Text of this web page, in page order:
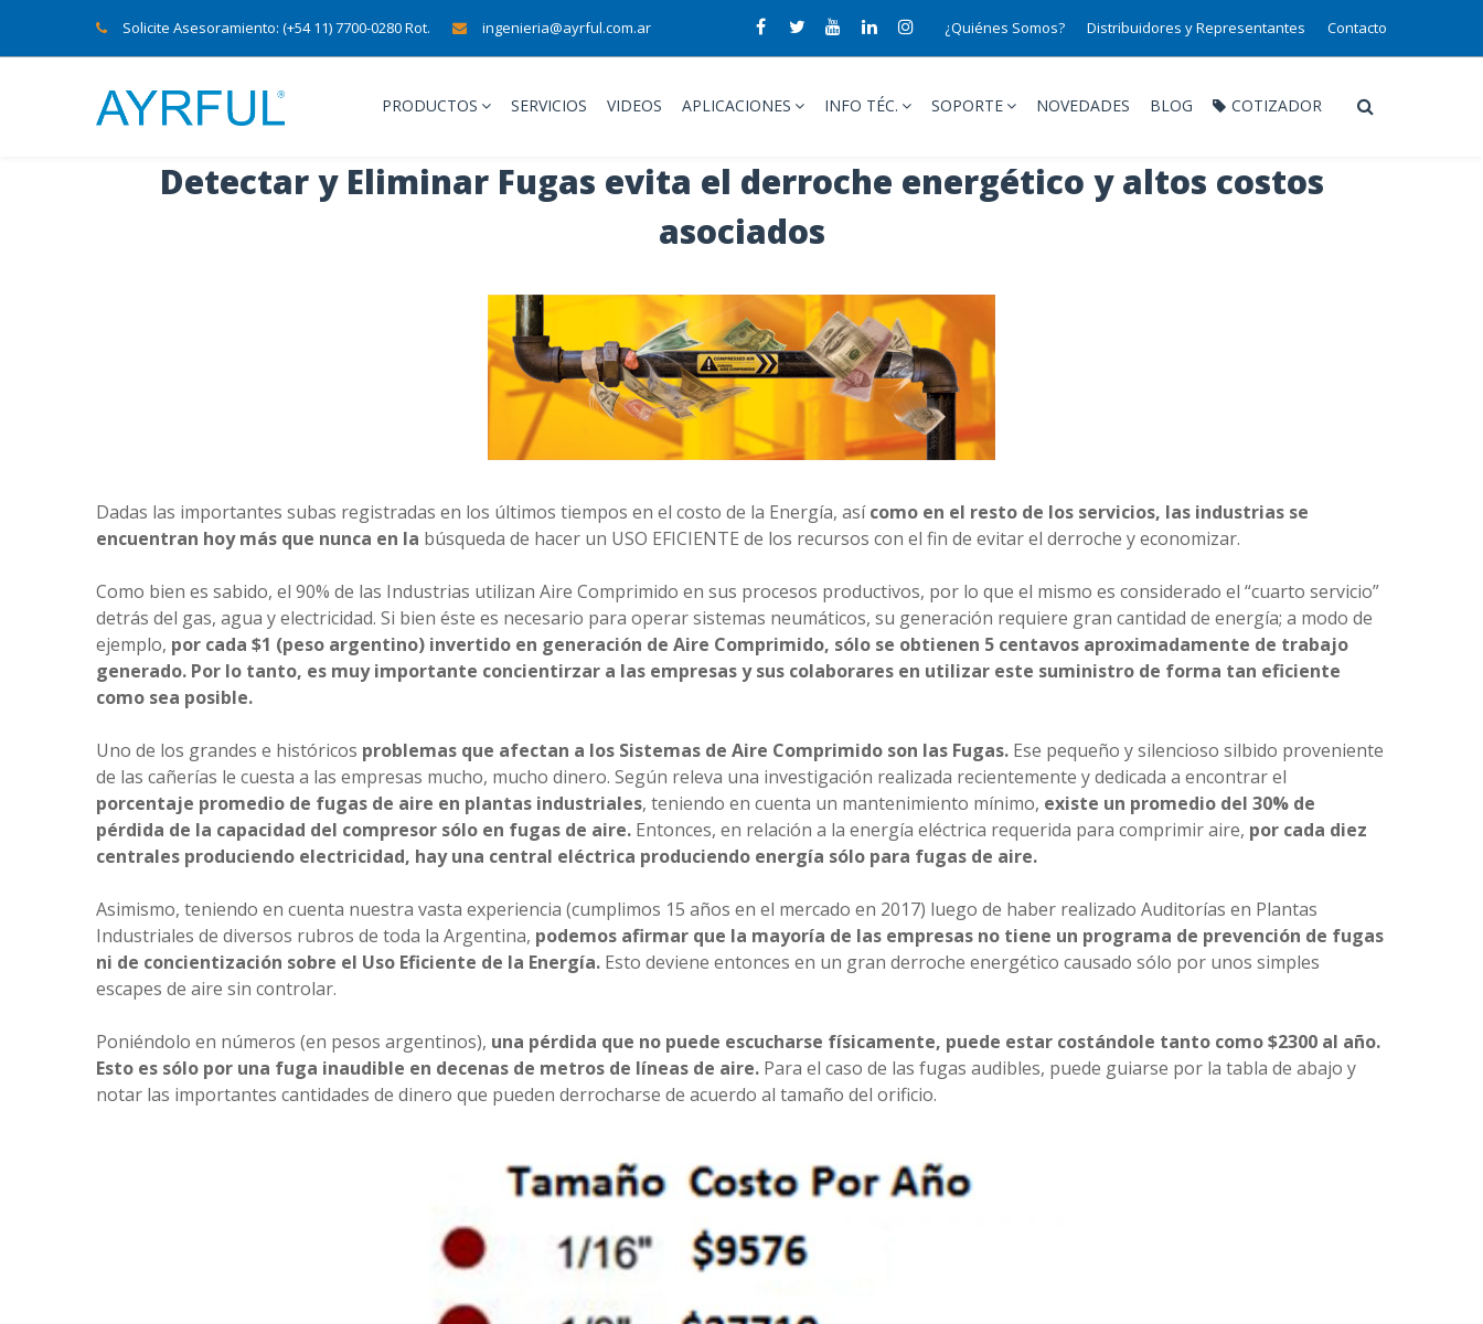
Solicite Asesoramiento: (+54 11) 7700-0280 Rot. ingenieria@ayrful.com.ar ¿Quiénes Somos? Distribuidores y Representantes Contacto
PRODUCTOS SERVICIOS VIDEOS APLICACIONES INFO TÉC. SOPORTE NOVEDADES BLOG COTIZADOR
Detectar y Eliminar Fugas evita el derroche energético y altos costos
asociados
Dadas las importantes subas registradas en los últimos tiempos en el costo de la Energía, asícomo en el resto de los servicios, las industrias se
encuentran hoy más que nunca en la búsqueda de hacer un USO EFICIENTE de los recursos con el fin de evitar el derroche y economizar.
Como bien es sabido, el 90% de las Industrias utilizan Aire Comprimido en sus procesos productivos, por lo que el mismo es considerado el “cuarto servicio”
detrás del gas, agua y electricidad. Si bien éste es necesario para operar sistemas neumáticos, su generación requiere gran cantidad de energía; a modo de
ejemplo, por cada $1 (peso argentino) invertido en generación de Aire Comprimido, sólo se obtienen 5 centavos aproximadamente de trabajo
generado. Por lo tanto, es muy importante concientirzar a las empresas y sus colaborares en utilizar este suministro de forma tan eficiente
como sea posible.
Uno de los grandes e históricos problemas que afectan a los Sistemas de Aire Comprimido son las Fugas. Ese pequeño y silencioso silbido proveniente
de las cañerías le cuesta a las empresas mucho, mucho dinero. Según releva una investigación realizada recientemente y dedicada a encontrar el
porcentaje promedio de fugas de aire en plantas industriales, teniendo en cuenta un mantenimiento mínimo, existe un promedio del 30% de
pérdida de la capacidad del compresor sólo en fugas de aire. Entonces, en relación a la energía eléctrica requerida para comprimir aire, por cada diez
centrales produciendo electricidad, hay una central eléctrica produciendo energía sólo para fugas de aire.
Asimismo, teniendo en cuenta nuestra vasta experiencia (cumplimos 15 años en el mercado en 2017) luego de haber realizado Auditorías en Plantas
Industriales de diversos rubros de toda la Argentina, podemos afirmar que la mayoría de las empresas no tiene un programa de prevención de fugas
ni de concientización sobre el Uso Eficiente de la Energía. Esto deviene entonces en un gran derroche energético causado sólo por unos simples
escapes de aire sin controlar.
Poniéndolo en números (en pesos argentinos), una pérdida que no puede escucharse físicamente, puede estar costándole tanto como $2300 al año.
Esto es sólo por una fuga inaudible en decenas de metros de líneas de aire. Para el caso de las fugas audibles, puede guiarse por la tabla de abajo y
notar las importantes cantidades de dinero que pueden derrocharse de acuerdo al tamaño del orificio.